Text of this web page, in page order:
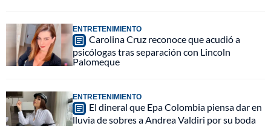
ENTRETENIMIENTO
Carolina Cruz reconoce que acudió a
psicólogas tras separación con Lincoln
Palomeque
ENTRETENIMIENTO
El dineral que Epa Colombia piensa dar en
lluvia de sobres a Andrea Valdiri por su boda